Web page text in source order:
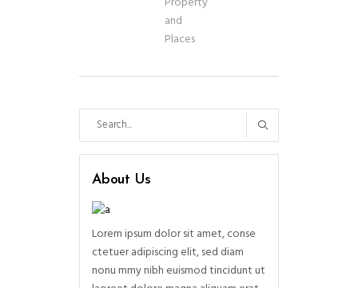
and
Places
About Us
Lorem ipsum dolor sit amet, conse
ctetuer adipiscing elit, sed diam
nonu mmy nibh euismod tincidunt ut